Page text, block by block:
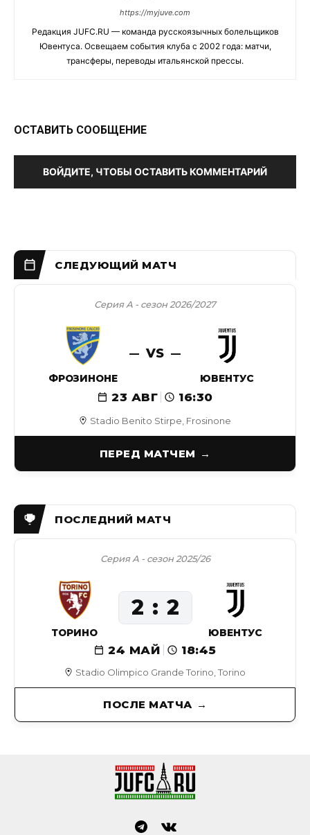
https://myjuve.com
Редакция JUFC.RU — команда русскоязычных болельщиков
Ювентуса. Освещаем события клуба с 2002 года: матчи,
трансферы, переводы итальянской прессы.
ОСТАВИТЬ СООБЩЕНИЕ
ВОЙДИТЕ, ЧТОБЫ ОСТАВИТЬ КОММЕНТАРИЙ
Stadio Benito Stirpe, Frosinone
Серия А - сезон 2026/2027
ФРОЗИНОНЕ
VS
ЮВЕНТУС
23 АВГ 16:30
ПЕРЕД МАТЧЕМ
Stadio Olimpico Grande Torino, Torino
Серия А - сезон 2025/26
24 МАЙ 18:45
ТОРИНО
2 2
ЮВЕНТУС
ПОСЛЕ МАТЧА